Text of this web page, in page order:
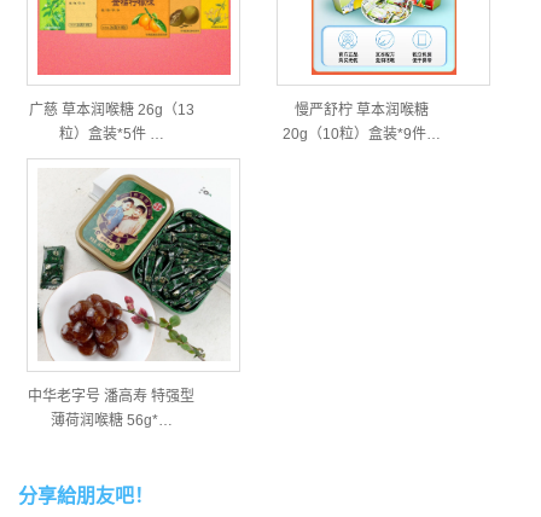
广慈 草本润喉糖 26g（13
粒）盒装*5件 …
慢严舒柠 草本润喉糖
20g（10粒）盒装*9件…
中华老字号 潘高寿 特强型
薄荷润喉糖 56g*…
分享給朋友吧！